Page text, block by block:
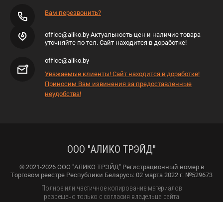
Вам перезвонить?
office@aliko.by Актуальность цен и наличие товара
уточняйте по тел. Сайт находится в доработке!
office@aliko.by
Уважаемые клиенты! Сайт находится в доработке!
Приносим Вам извинения за предоставленные
неудобства!
ООО "АЛИКО ТРЭЙД"
© 2021-2026 ООО "АЛИКО ТРЭЙД" Регистрационный номер в
Торговом реестре Республики Беларусь: 02 марта 2022 г. №529673
Полное или частичное копирование материалов
разрешено только с согласия владельца сайта